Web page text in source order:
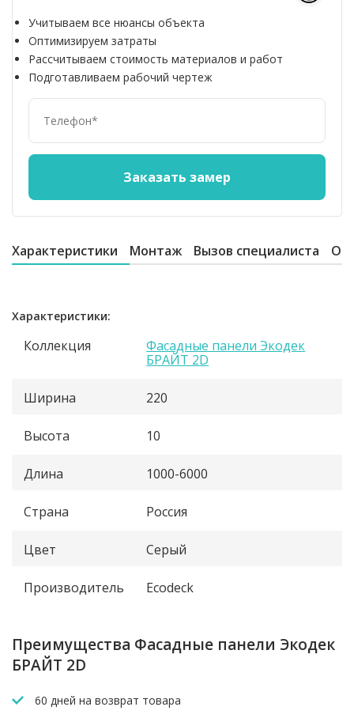
Учитываем все нюансы объекта
Оптимизируем затраты
Рассчитываем стоимость материалов и работ
Подготавливаем рабочий чертеж
Характеристики Монтаж Вызов специалиста
Характеристики:
Коллекция
Фасадные панели Экодек
БРАЙТ 2D
Ширина 220
Высота 10
Длина 1000-6000
Страна Россия
Цвет Серый
Производитель Ecodeck
Преимущества Фасадные панели Экодек
БРАЙТ 2D
60 дней на возврат товара